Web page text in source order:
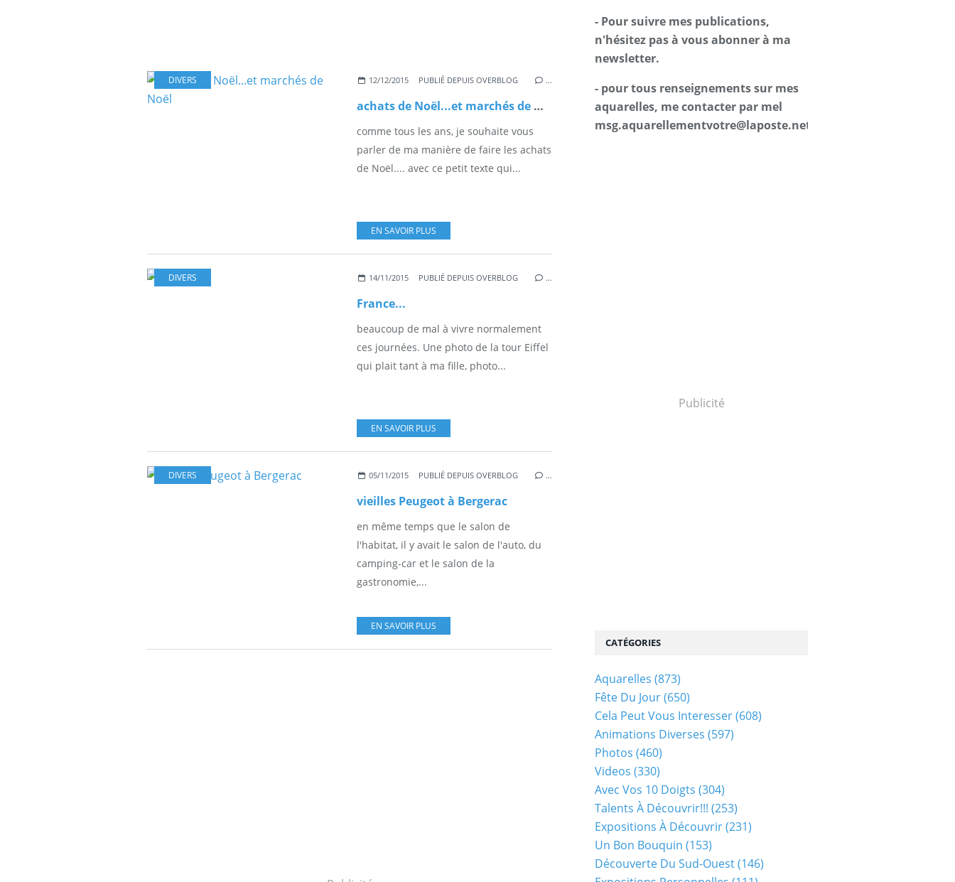
DIVERS 12/12/2015 PUBLIÉ DEPUIS OVERBLOG …
achats de Noël...et marchés de Noël
comme tous les ans, je souhaite vous
parler de ma manière de faire les achats
de Noël.... avec ce petit texte qui...
EN SAVOIR PLUS
DIVERS 14/11/2015 PUBLIÉ DEPUIS OVERBLOG …
France...
beaucoup de mal à vivre normalement
ces journées. Une photo de la tour Eiffel
qui plait tant à ma fille, photo...
EN SAVOIR PLUS
DIVERS 05/11/2015 PUBLIÉ DEPUIS OVERBLOG …
vieilles Peugeot à Bergerac
en même temps que le salon de
l'habitat, il y avait le salon de l'auto, du
camping-car et le salon de la
gastronomie,...
EN SAVOIR PLUS
Publicité
CATÉGORIES
Aquarelles (873)
Fête Du Jour(650)
Cela Peut Vous Interesser(608)
Animations Diverses (597)
Photos (460)
Videos (330)
Avec Vos 10 Doigts (304)
Talents À Découvrir!!! (253)
Expositions À Découvrir(231)
Un Bon Bouquin (153)
Découverte Du Sud-Ouest(146)
- Pour suivre mes publications,
n'hésitez pas à vous abonner à ma
newsletter.
- pour tous renseignements sur mes
aquarelles, me contacter par mel
msg.aquarellementvotre@laposte.net